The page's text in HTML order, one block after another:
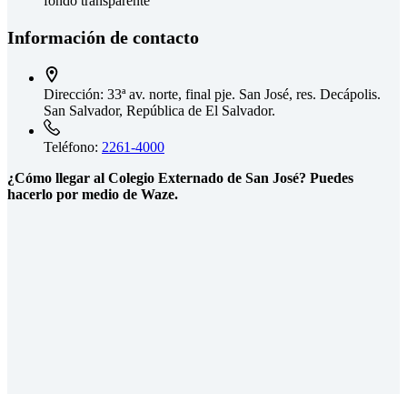
Información de contacto
Dirección: 33ª av. norte, final pje. San José, res. Decápolis.
San Salvador, República de El Salvador.
Teléfono: 2261-4000
¿Cómo llegar al Colegio Externado de San José? Puedes
hacerlo por medio de Waze.